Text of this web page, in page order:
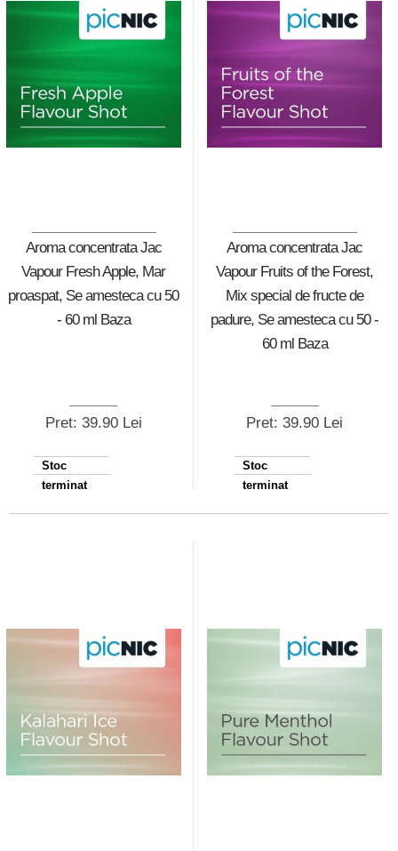
Aroma concentrata Jac
Vapour Fresh Apple, Mar
proaspat, Se amesteca cu 50
- 60 ml Baza
Pret: 39.90 Lei
Stoc
terminat
Aroma concentrata Jac
Vapour Fruits of the Forest,
Mix special de fructe de
padure, Se amesteca cu 50 -
60 ml Baza
Pret: 39.90 Lei
Stoc
terminat